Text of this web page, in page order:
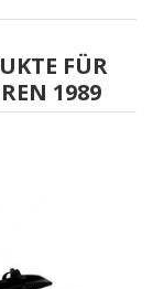
FÜR
1989